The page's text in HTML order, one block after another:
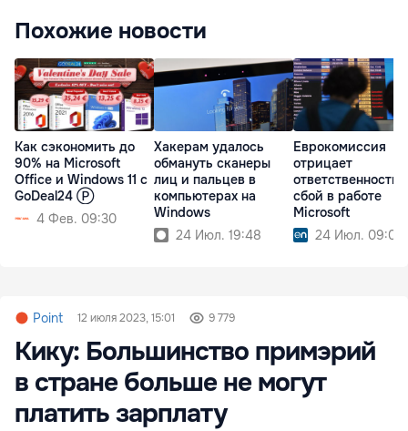
Похожие новости
Как сэкономить до
90% на Microsoft
Office и Windows 11 с
GoDeal24 Ⓟ
4 Фев. 09:30
Хакерам удалось
обмануть сканеры
лиц и пальцев в
компьютерах на
Windows
24 Июл. 19:48
Еврокомиссия
отрицает
ответственность
сбой в работе
Microsoft
24 Июл. 09:09
Point 12 июля 2023, 15:01 9 779
Кику: Большинство примэрий
в стране больше не могут
платить зарплату